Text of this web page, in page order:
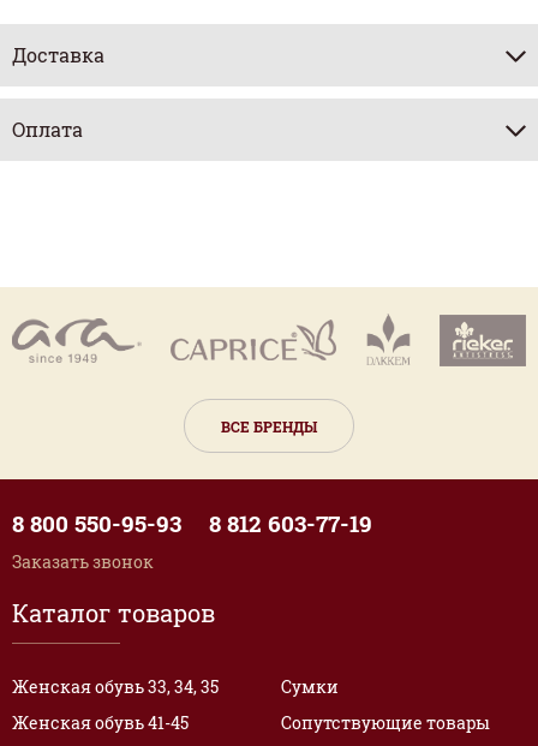
Доставка
Оплата
ВСЕ БРЕНДЫ
Каталог товаров
Женская обувь 33, 34, 35
Женская обувь 41-45
Сумки
Сопутствующие товары
8 800 550-95-93 8 812 603-77-19
Заказать звонок